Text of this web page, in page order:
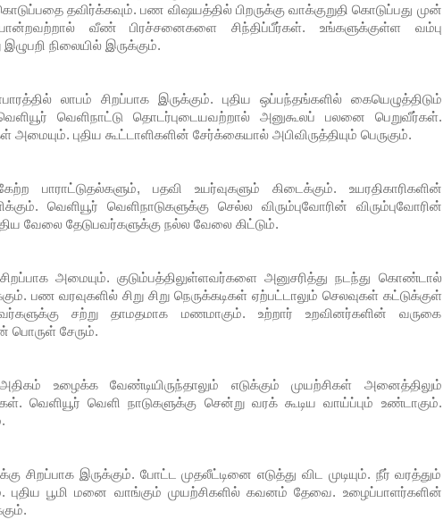
தவிர்க்கவும். பண விஷயத்தில் பிறருக்கு வாக்குறுதி கொடுப்பது முன்
வீண் பிரச்சனைகளை சிந்திப்பீர்கள். உங்களுக்குள்ள வம்பு
இழுபறி நிலையில் இருக்கும்.
லாபம் சிறப்பாக இருக்கும். புதிய ஒப்பந்தங்களில் கையெழுத்திடும்
வெளிநாட்டு தொடர்புடையவற்றால் அனுகூலப் பலனை பெறுவீர்கள்.
புதிய கூட்டாளிகளின் சேர்க்கையால் அபிவிருத்தியும் பெருகும்.
பாராட்டுதல்களும், பதவி உயர்வுகளும் கிடைக்கும். உயரதிகாரிகளின்
வெளியூர் வெளிநாடுகளுக்கு செல்ல விரும்புவோரின் விரும்புவோரின்
வேலை தேடுபவர்களுக்கு நல்ல வேலை கிட்டும்.
அமையும். குடும்பத்திலுள்ளவர்களை அனுசரித்து நடந்து கொண்டால்
பண வரவுகளில் சிறு சிறு நெருக்கடிகள் ஏற்பட்டாலும் செலவுகள் கட்டுக்குள்
சற்று தாமதமாக மணமாகும். உற்றார் உறவினர்களின் வருகை
பொருள் சேரும்.
உழைக்க வேண்டியிருந்தாலும் எடுக்கும் முயற்சிகள் அனைத்திலும்
வெளியூர் வெளி நாடுகளுக்கு சென்று வரக் கூடிய வாய்ப்பும் உண்டாகும்.
சிறப்பாக இருக்கும். போட்ட முதலீட்டினை எடுத்து விட முடியும். நீர் வரத்தும்
பூமி மனை வாங்கும் முயற்சிகளில் கவனம் தேவை. உழைப்பாளர்களின்